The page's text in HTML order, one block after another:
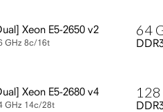
Xeon E5-2650 v2
GHz 8c/16t
64
Xeon E5-2680 v4
GHz 14c/28t
128